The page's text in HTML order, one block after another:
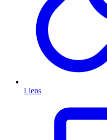
Liens